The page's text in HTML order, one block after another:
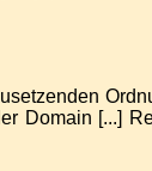
Domain [...]